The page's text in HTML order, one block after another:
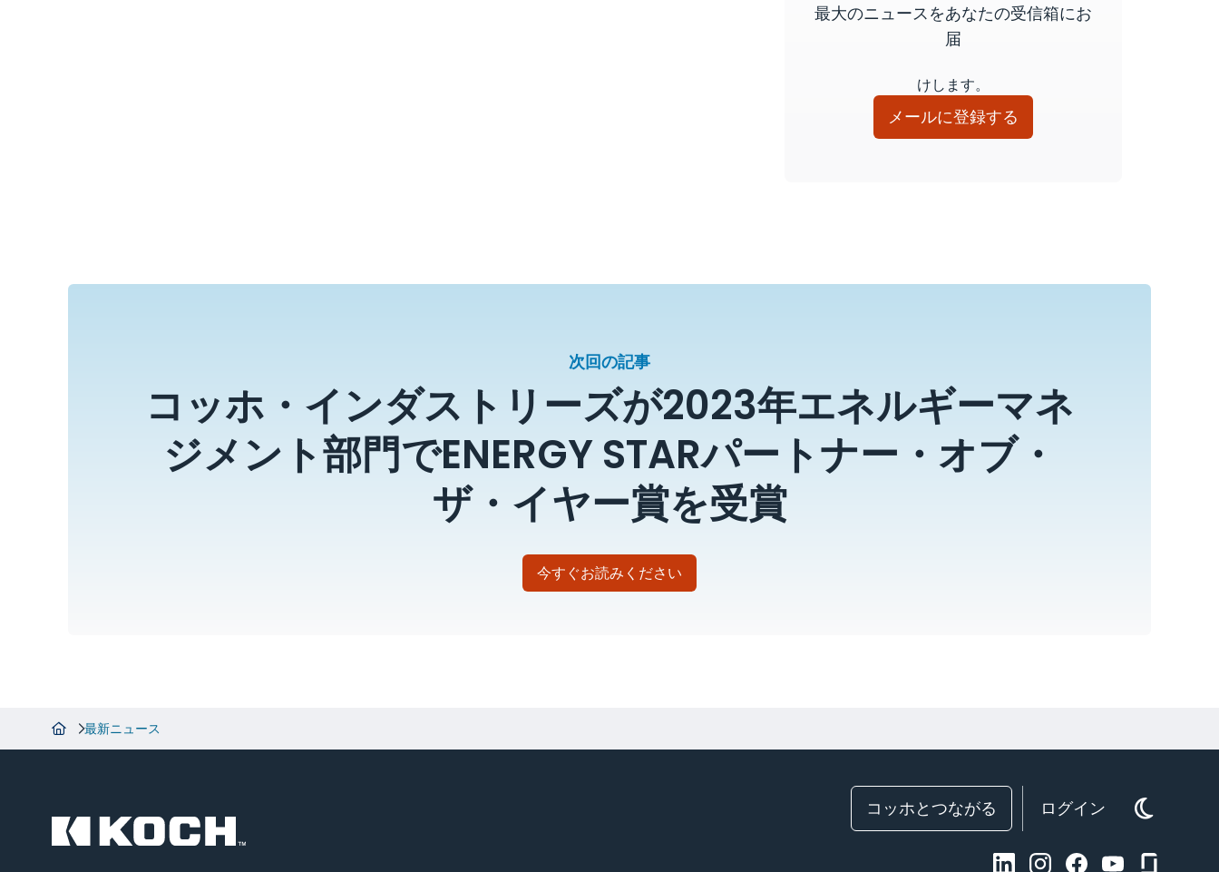
最大のニュースをあなたの受信箱にお
届
けします。
メールに登録する
次回の記事
コッホ・インダストリーズが2023年エネルギーマネ
ジメント部門でENERGY STARパートナー・オブ・
ザ・イヤー賞を受賞
今すぐお読みください
最新ニュース
コッホとつながる ログイン